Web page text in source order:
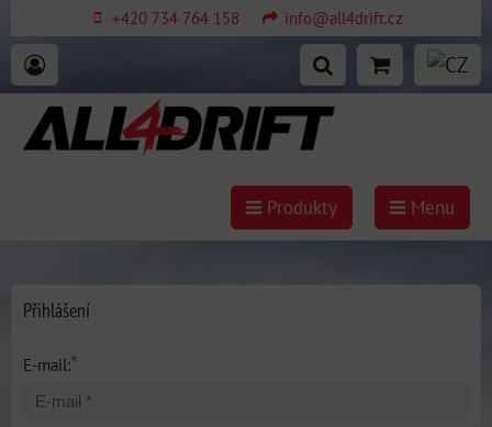
+420 734 764 158 info@all4drift.cz
Produkty Menu
Přihlášení
E-mail:*